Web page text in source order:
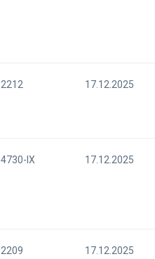
2212 17.12.2025
4730-IX 17.12.2025
2209 17.12.2025